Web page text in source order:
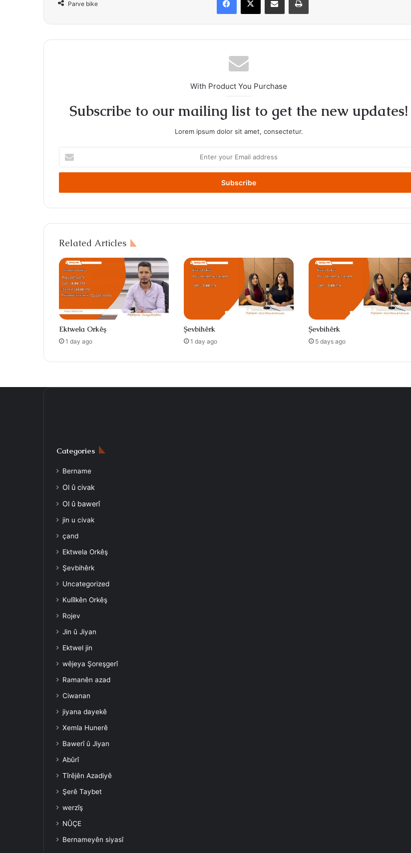
Parve bike
With Product You Purchase
Subscribe to our mailing list to get the new updates!
Lorem ipsum dolor sit amet, consectetur.
your
Email
Related Articles
Ektwela Orkêş
1 day ago
Şevbihêrk
1 day ago
Şevbihêrk
5 days ago
Categories
Bername
Ol û civak
Ol û bawerî
jin u civak
çand
Ektwela Orkêş
Şevbihêrk
Uncategorized
Kulîlkên Orkêş
Rojev
Jin û Jiyan
Ektwel jin
wêjeya Şoreşgerî
Ramanên azad
Ciwanan
jiyana dayekê
Xemla Hunerê
Bawerî û Jiyan
Abûrî
Tîrêjên Azadiyê
Şerê Taybet
werzîş
NÛÇE
Bernameyên siyasî